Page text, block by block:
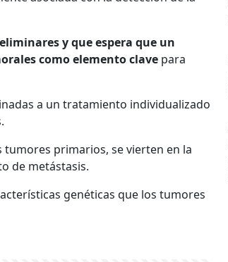
y que espera que un
como elemento clave para
a un tratamiento individualizado
tumores primarios, se vierten en la
de metástasis.
genéticas que los tumores